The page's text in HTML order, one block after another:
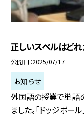
正しいスペルはど
公開日 2025/07/17
お知らせ
外国語の授業で単語
ました。「ドッジボール